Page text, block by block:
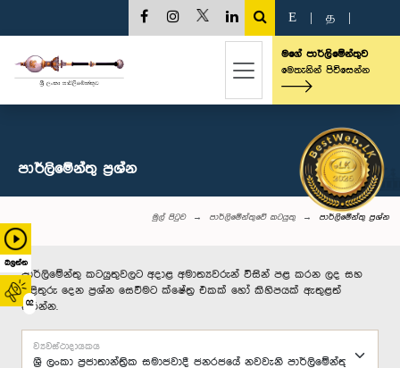
බලන්න
02
E த
මගේ පාර්ලිමේන්තුව
මෙතැනින් පිවිසෙන්න
පාර්ලි‌මේන්තු‌ ප්‍රශ්න
මුල් පිටුව පාර්ලිමේන්තුවේ කටයුතු පාර්ලි‌මේන්තු‌ ප්‍රශ්න
පාර්ලිමේන්තු කටයුතුවලට අදාළ අමාත්‍යවරුන් විසින් පළ කරන ලද සහ
පිළිතුරු දෙන ප්‍රශ්න සෙවීමට ක්ෂේත්‍ර එකක් හෝ කිහිපයක් ඇතුළත්
කරන්න.
ව්‍යවස්ථාදායකය